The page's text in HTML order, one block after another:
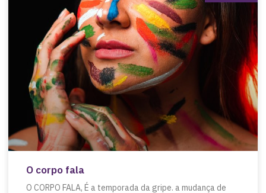
O corpo fala
O CORPO FALA, É a temporada da gripe. a mudança de